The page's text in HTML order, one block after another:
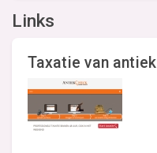
Links
Taxatie van antiek